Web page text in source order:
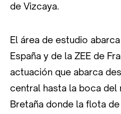
de Vizcaya.
El área de estudio
España y de la ZEE de
actuación que abarca
central hasta la boca del
Bretaña donde la flota